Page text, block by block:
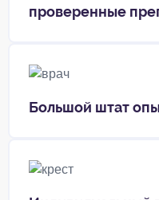
проверенные
Большой штат